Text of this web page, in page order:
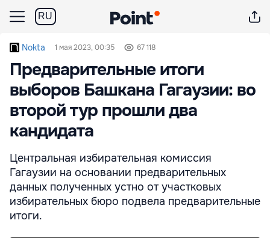
RU
Nokta 1 мая 2023, 00:35 67 118
Предварительные итоги
выборов Башкана Гагаузии: во
второй тур прошли два
кандидата
Центральная избирательная комиссия
Гагаузии на основании предварительных
данных полученных устно от участковых
избирательных бюро подвела предварительные
итоги.